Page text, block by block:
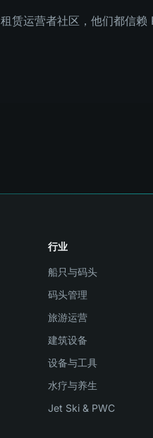
赁运营者社区，他们都信赖
行业
船只与码头
码头管理
旅游运营
建筑设备
设备与工具
水疗与养生
Jet Ski & PWC